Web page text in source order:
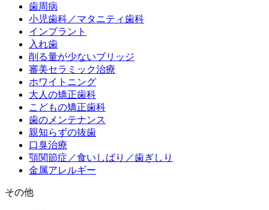
歯周病
小児歯科／マタニティ歯科
インプラント
入れ歯
削る量が少ないブリッジ
審美セラミック治療
ホワイトニング
大人の矯正歯科
こどもの矯正歯科
歯のメンテナンス
親知らずの抜歯
口臭治療
顎関節症／食いしばり／歯ぎしり
金属アレルギー
その他